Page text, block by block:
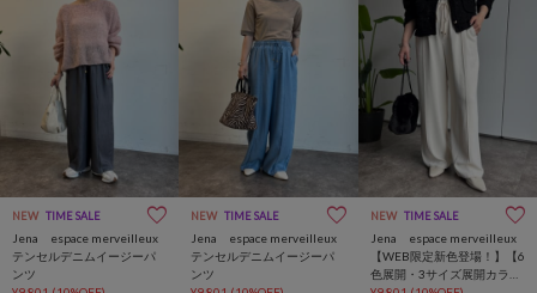
NEW TIME SALE
Jena espace merveilleux
テンセルデニムイージーパ
ンツ
NEW TIME SALE
Jena espace merveilleux
テンセルデニムイージーパ
ンツ
NEW TIME SALE
Jena espace merveilleux
【WEB限定新色登場！】【6
色展開・3サイズ展開カラー